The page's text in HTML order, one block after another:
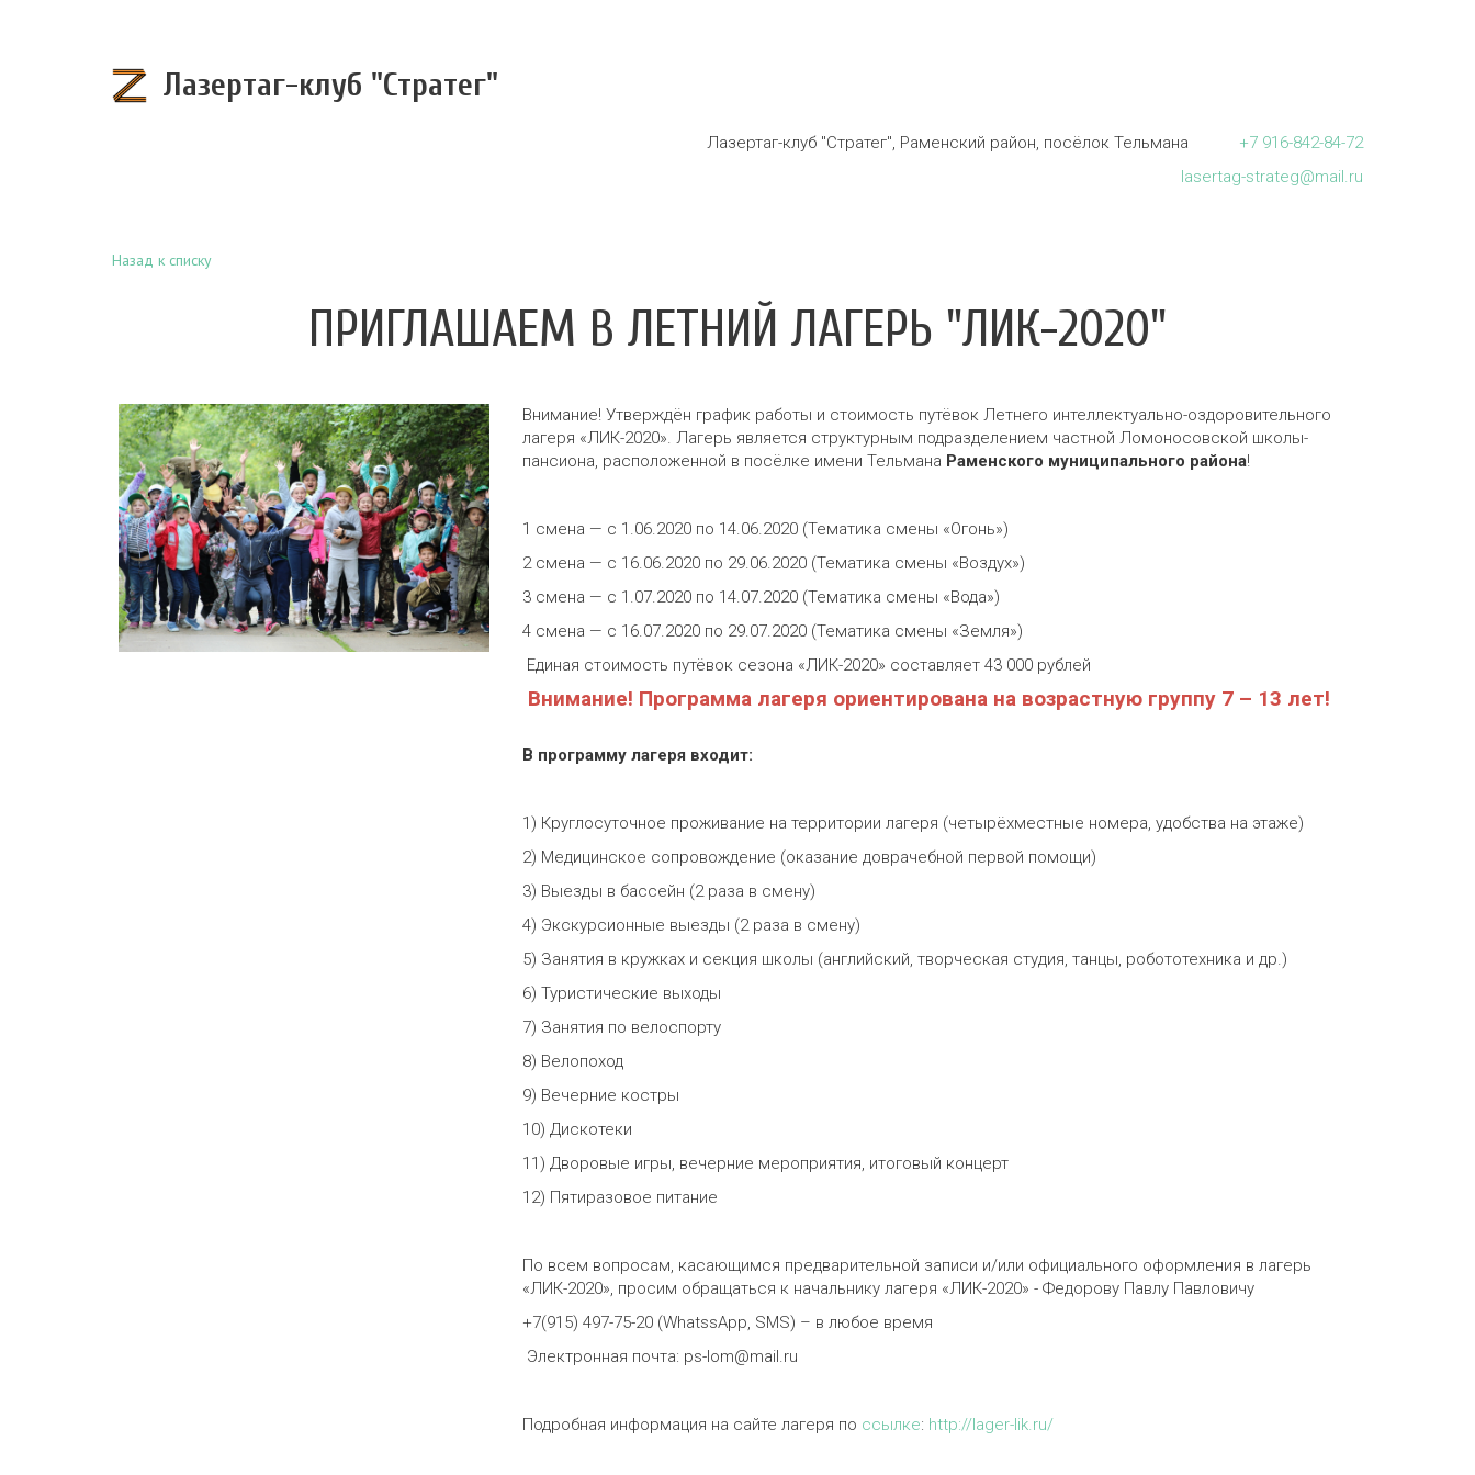
Лазертаг-клуб "Стратег"
Лазертаг-клуб "Стратег", Раменский район, посёлок Тельмана +7 916-842-84-72
lasertag-strateg@mail.ru
Назад к списку
ПРИГЛАШАЕМ В ЛЕТНИЙ ЛАГЕРЬ "ЛИК-2020"
Внимание! Утверждён график работы и стоимость путёвок Летнего интеллектуально-оздоровительного
лагеря «ЛИК-2020». Лагерь является структурным подразделением частной Ломоносовской школы-
пансиона, расположенной в посёлке имени Тельмана Раменского муниципального района!
1 смена — с 1.06.2020 по 14.06.2020 (Тематика смены «Огонь»)
2 смена — с 16.06.2020 по 29.06.2020 (Тематика смены «Воздух»)
3 смена — с 1.07.2020 по 14.07.2020 (Тематика смены «Вода»)
4 смена — с 16.07.2020 по 29.07.2020 (Тематика смены «Земля»)
Единая стоимость путёвок сезона «ЛИК-2020» составляет 43 000 рублей
Внимание! Программа лагеря ориентирована на возрастную группу 7 – 13 лет!
В программу лагеря входит:
1) Круглосуточное проживание на территории лагеря (четырёхместные номера, удобства на этаже)
2) Медицинское сопровождение (оказание доврачебной первой помощи)
3) Выезды в бассейн (2 раза в смену)
4) Экскурсионные выезды (2 раза в смену)
5) Занятия в кружках и секция школы (английский, творческая студия, танцы, робототехника и др.)
6) Туристические выходы
7) Занятия по велоспорту
8) Велопоход
9) Вечерние костры
10) Дискотеки
11) Дворовые игры, вечерние мероприятия, итоговый концерт
12) Пятиразовое питание
По всем вопросам, касающимся предварительной записи и/или официального оформления в лагерь
«ЛИК-2020», просим обращаться к начальнику лагеря «ЛИК-2020» - Федорову Павлу Павловичу
+7(915) 497-75-20 (WhatssApp, SMS) – в любое время
Электронная почта: ps-lom@mail.ru
Подробная информация на сайте лагеря по ссылке: http://lager-lik.ru/